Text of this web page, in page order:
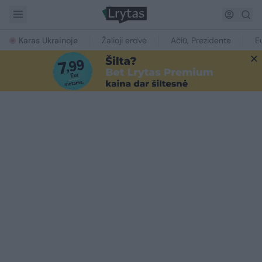
Karas Ukrainoje Žalioji erdvė Ačiū, Prezidente